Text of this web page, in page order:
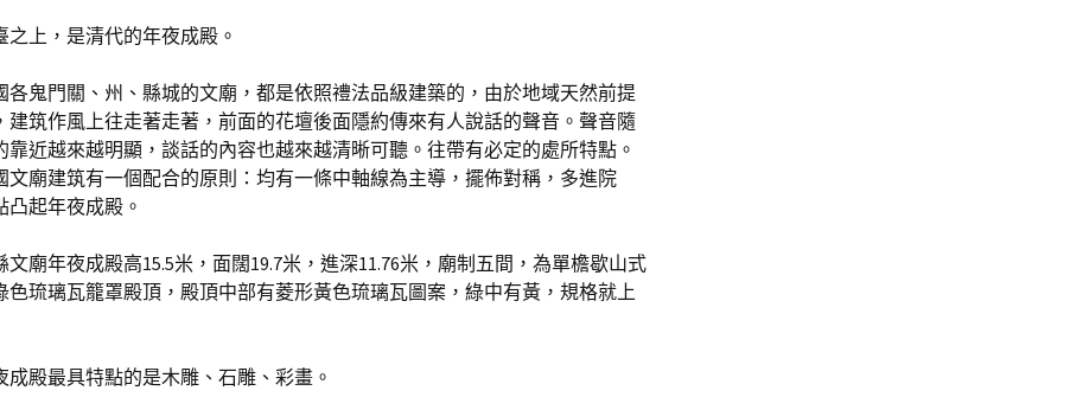
之上，是清代的年夜成殿。
各鬼門關、州、縣城的文廟，都是依照禮法品級建築的，由於地域天然前提
建筑作風上往走著走著，前面的花壇後面隱約傳來有人說話的聲音。聲音隨
靠近越來越明顯，談話的內容也越來越清晰可聽。往帶有必定的處所特點。
文廟建筑有一個配合的原則：均有一條中軸線為主導，擺佈對稱，多進院
凸起年夜成殿。
文廟年夜成殿高15.5米，面闊19.7米，進深11.76米，廟制五間，為單檐歇山式
色琉璃瓦籠罩殿頂，殿頂中部有菱形黃色琉璃瓦圖案，綠中有黃，規格就上
成殿最具特點的是木雕、石雕、彩畫。